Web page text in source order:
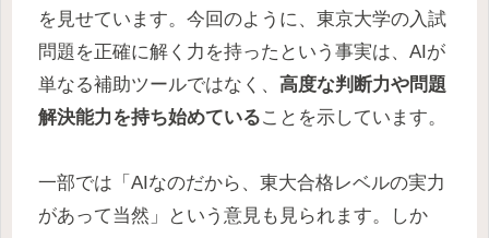
を見せています。今回のように、東京大学の入試
問題を正確に解く力を持ったという事実は、AIが
単なる補助ツールではなく、 高度な判断力や問題
解決能力を持ち始めていることを示しています。
一部では「AIなのだから、東大合格レベルの実力
があって当然」という意見も見られます。しか